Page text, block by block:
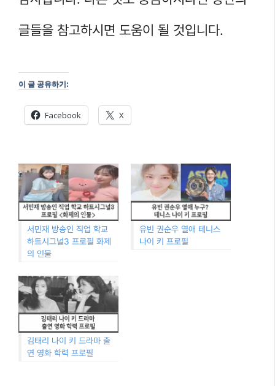
글들을 참고하시면 도움이 될 것입니다.
이 글 공유하기:
Facebook X
서민재 방송인 직업 학교
하트시그널3 프로필 화제
의 인물
유빈 권순우 열애 테니스
나이 키 프로필
김태리 나이 키 드라마 출
연 영화 학력 프로필